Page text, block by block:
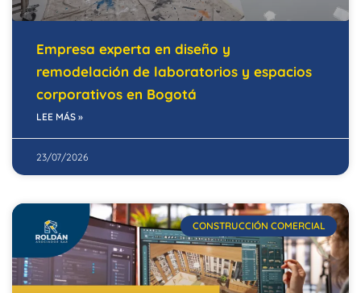
Empresa experta en diseño y
remodelación de laboratorios y espacios
corporativos en Bogotá
LEE MÁS »
23/07/2026
CONSTRUCCIÓN COMERCIAL